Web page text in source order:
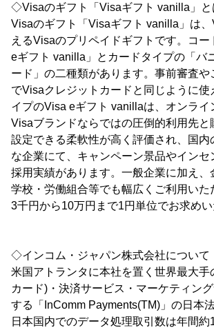
◇Visaのギフト「Visaギフト vanilla」と
Visaのギフト「Visaギフト vanilla」は
えるVisaのプリペイドギフトです。コ
eギフト vanilla」とカードタイプの「バ
ード」の二種類があります。事前審査や
でVisaクレジットカードと同じように使
イプのVisa eギフト vanillaは、オンライ
Visaブランドならではの圧倒的利用先と
設定できる柔軟性が高く評価され、国内
な企業にて、キャンペーン景品やインセ
採用実績があります。一般企業に加え、
学校・労働組合等でも幅広くご利用いた
3千円から10万円まで1円単位でお求めい
◇インコム・ジャパン株式会社について
米国アトランタに本社を置く世界最大手
カード)・決済サービス・マーケティン
する「InComm Payments(TM)」の日本法
日本国内でのデータ処理取引数は年間約